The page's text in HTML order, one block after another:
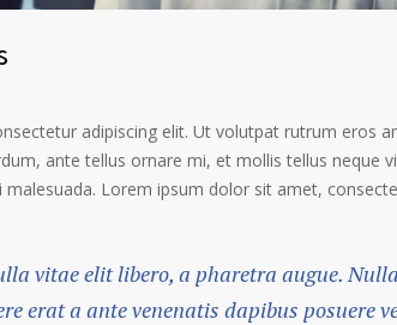
adipiscing elit. Ut volutpat rutrum eros
ante tellus ornare mi, et mollis tellus neque
Lorem ipsum dolor sit amet,
vitae elit libero, a pharetra augue.
erat a ante venenatis dapibus posuere